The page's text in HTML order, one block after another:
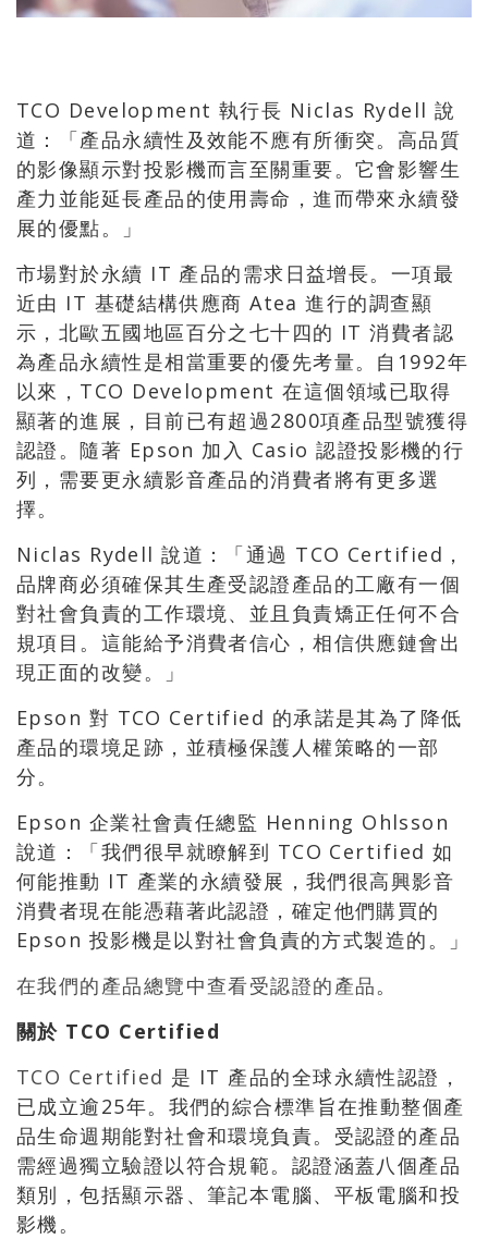
TCO Development 執行長 Niclas Rydell 說
道：「產品永續性及效能不應有所衝突。高品質
的影像顯示對投影機而言至關重要。它會影響生
產力並能延長產品的使用壽命，進而帶來永續發
展的優點。」
市場對於永續 IT 產品的需求日益增長。一項最
近由 IT 基礎結構供應商 Atea 進行的調查顯
示，北歐五國地區百分之七十四的 IT 消費者認
為產品永續性是相當重要的優先考量。自1992年
以來，TCO Development 在這個領域已取得
顯著的進展，目前已有超過2800項產品型號獲得
認證。隨著 Epson 加入 Casio 認證投影機的行
列，需要更永續影音產品的消費者將有更多選
擇。
Niclas Rydell 說道：「通過 TCO Certified，
品牌商必須確保其生產受認證產品的工廠有一個
對社會負責的工作環境、並且負責矯正任何不合
規項目。這能給予消費者信心，相信供應鏈會出
現正面的改變。」
Epson 對 TCO Certified 的承諾是其為了降低
產品的環境足跡，並積極保護人權策略的一部
分。
Epson 企業社會責任總監 Henning Ohlsson
說道：「我們很早就瞭解到 TCO Certified 如
何能推動 IT 產業的永續發展，我們很高興影音
消費者現在能憑藉著此認證，確定他們購買的
Epson 投影機是以對社會負責的方式製造的。」
在我們的產品總覽中查看受認證的產品。
關於 TCO Certified
TCO Certified 是 IT 產品的全球永續性認證，
已成立逾25年。我們的綜合標準旨在推動整個產
品生命週期能對社會和環境負責。受認證的產品
需經過獨立驗證以符合規範。認證涵蓋八個產品
類別，包括顯示器、筆記本電腦、平板電腦和投
影機。